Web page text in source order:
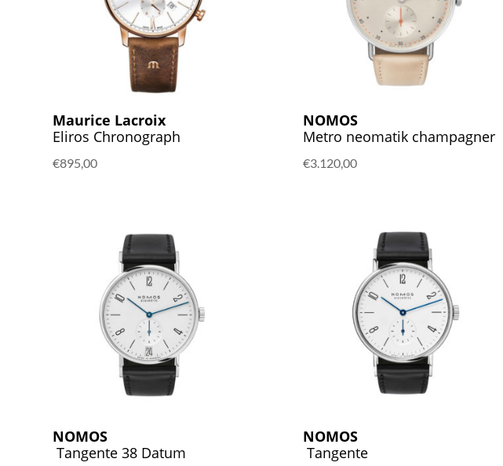
Maurice Lacroix
Eliros Chronograph
€895,00
NOMOS
Metro neomatik champagner
€3.120,00
NOMOS
Tangente 38 Datum
NOMOS
Tangente